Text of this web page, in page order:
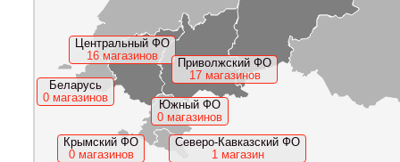
Беларусь
0 магазинов
Центральный ФО
16 магазинов
Южный ФО
0 магазинов
Северо-Кавказский ФО
1 магазин
Приволжский ФО
17 магазинов
Крымский ФО
0 магазинов